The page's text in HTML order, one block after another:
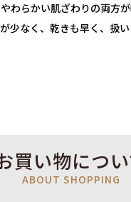
わらかい肌ざわりの両方
少なく、乾きも早く、扱
買い物につ
ABOUT SHOPPING